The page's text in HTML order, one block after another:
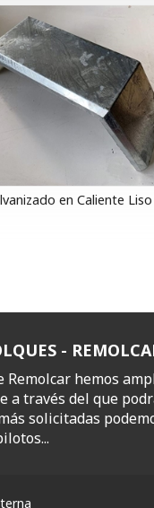
en Caliente Liso
-
Remolcar hemos
a través del que
solicitadas